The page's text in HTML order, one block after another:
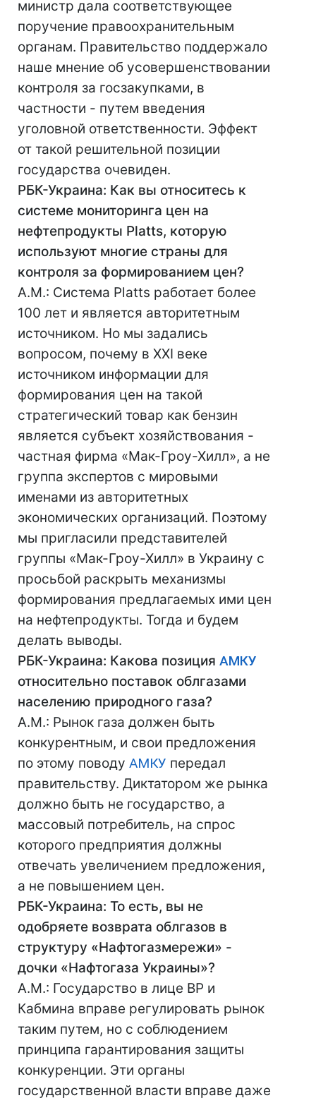
министр дала соответствующее
поручение правоохранительным
органам. Правительство поддержало
наше мнение об усовершенствовании
контроля за госзакупками, в
частности - путем введения
уголовной ответственности. Эффект
от такой решительной позиции
государства очевиден.
РБК-Украина: Как вы относитесь к
системе мониторинга цен на
нефтепродукты Platts, которую
используют многие страны для
контроля за формированием цен?
А.М.: Система Platts работает более
100 лет и является авторитетным
источником. Но мы задались
вопросом, почему в XXI веке
источником информации для
формирования цен на такой
стратегический товар как бензин
является субъект хозяйствования -
частная фирма «Мак-Гроу-Хилл», а не
группа экспертов с мировыми
именами из авторитетных
экономических организаций. Поэтому
мы пригласили представителей
группы «Мак-Гроу-Хилл» в Украину с
просьбой раскрыть механизмы
формирования предлагаемых ими цен
на нефтепродукты. Тогда и будем
делать выводы.
РБК-Украина: Какова позиция АМКУ
относительно поставок облгазами
населению природного газа?
А.М.: Рынок газа должен быть
конкурентным, и свои предложения
по этому поводу АМКУ передал
правительству. Диктатором же рынка
должно быть не государство, а
массовый потребитель, на спрос
которого предприятия должны
отвечать увеличением предложения,
а не повышением цен.
РБК-Украина: То есть, вы не
одобряете возврата облгазов в
структуру «Нафтогазмережи» -
дочки «Нафтогаза Украины»?
А.М.: Государство в лице ВР и
Кабмина вправе регулировать рынок
таким путем, но с соблюдением
принципа гарантирования защиты
конкуренции. Эти органы
государственной власти вправе даже